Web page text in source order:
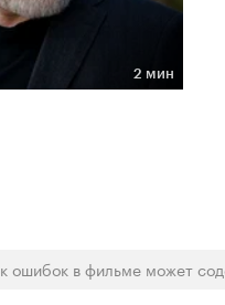
2 мин
ошибок в фильме может